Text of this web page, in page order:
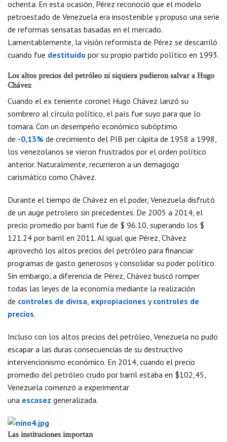
ochenta. En esta ocasión, Pérez reconoció que el modelo
petroestado de Venezuela era insostenible y propuso una serie
de reformas sensatas basadas en el mercado.
Lamentablemente, la visión reformista de Pérez se descarriló
cuando fue destituido por su propio partido político en 1993.
Los altos precios del petróleo ni siquiera pudieron salvar a Hugo
Chávez
Cuando el ex teniente coronel Hugo Chávez lanzó su
sombrero al círculo político, el país fue suyo para que lo
tomara. Con un desempeño económico subóptimo
de -0,13% de crecimiento del PIB per cápita de 1958 a 1998,
los venezolanos se vieron frustrados por el orden político
anterior. Naturalmente, recurrieron a un demagogo
carismático como Chávez.
Durante el tiempo de Chávez en el poder, Venezuela disfrutó
de un auge petrolero sin precedentes. De 2005 a 2014, el
precio promedio por barril fue de $ 96.10, superando los $
121.24 por barril en 2011. Al igual que Pérez, Chávez
aprovechó los altos precios del petróleo para financiar
programas de gasto generosos y consolidar su poder político.
Sin embargo, a diferencia de Pérez, Chávez buscó romper
todas las leyes de la economía mediante la realización
de controles de divisa, expropiaciones ycontroles de
precios.
Incluso con los altos precios del petróleo, Venezuela no pudo
escapar a las duras consecuencias de su destructivo
intervencionismo económico. En 2014, cuando el precio
promedio del petróleo crudo por barril estaba en $102,45,
Venezuela comenzó a experimentar
una escasez generalizada.
Las instituciones importan